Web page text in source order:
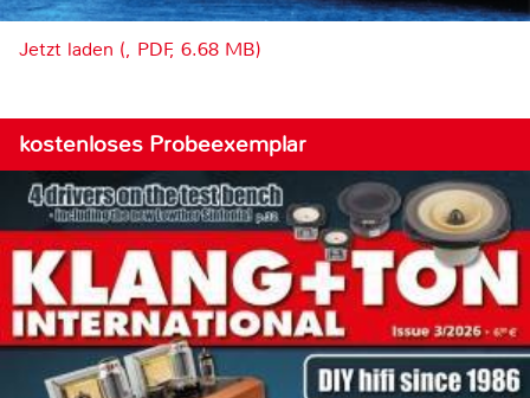
Jetzt laden (, PDF, 6.68 MB)
kostenloses Probeexemplar